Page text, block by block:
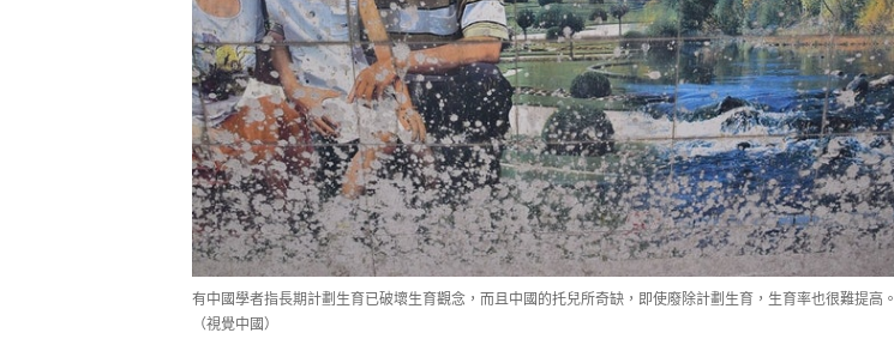
有中國學者指長期計劃生育已破壞生育觀念，而且中國的托兒所奇缺，即使廢除計劃生育，生育率也很難提高。
（視覺中國）